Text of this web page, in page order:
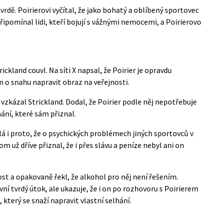
Poirierovi vyčítal, že jako bohatý a oblíbený sportovec
lidi, kteří bojují s vážnými nemocemi, a Poirierovo
couvl. Na síti X napsal, že Poirier je opravdu
o snahu napravit obraz na veřejnosti.
vzkázal Strickland. Dodal, že Poirier podle něj nepotřebuje
které sám přiznal.
i proto, že o psychických problémech jiných sportovců v
už dříve přiznal, že i přes slávu a peníze nebyl ani on
a opakovaně řekl, že alkohol pro něj není řešením.
tvrdý útok, ale ukazuje, že i on po rozhovoru s Poirierem
se snaží napravit vlastní selhání.